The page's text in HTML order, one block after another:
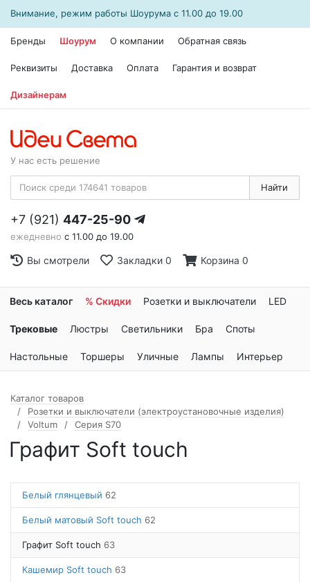
Внимание, режим работы Шоурума с 11.00 до 19.00
Бренды Шоурум О компании Обратная связь
Реквизиты Доставка Оплата Гарантия и возврат
Дизайнерам
У нас есть решение
Найти
+7 (921) 447-25-90
ежедневно с 11.00 до 19.00
Вы смотрели Закладки 0 Корзина 0
Весь каталог % Скидки Розетки и выключатели LED
Трековые Люстры Светильники Бра Споты
Настольные Торшеры Уличные Лампы Интерьер
Каталог товаров
Розетки и выключатели (электроустановочные изделия)
Voltum
Серия S70
Графит Soft touch
Белый глянцевый 62
Белый матовый Soft touch 62
Графит Soft touch 63
Кашемир Soft touch 63